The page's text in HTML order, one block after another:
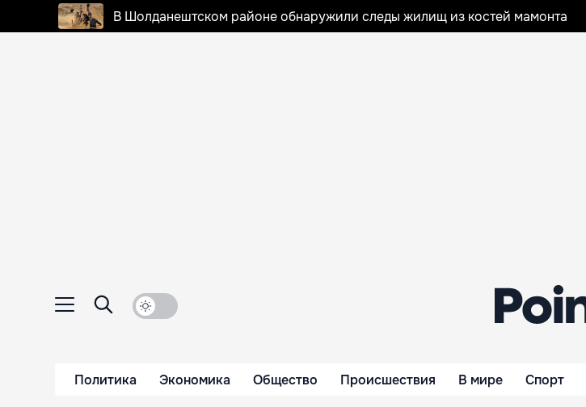
В Шолданештском районе обнаружили следы жилищ из костей мамонта
Политика Экономика Общество Происшествия В мире Спорт